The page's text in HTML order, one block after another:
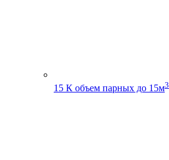
15 К объем парных до 15м3